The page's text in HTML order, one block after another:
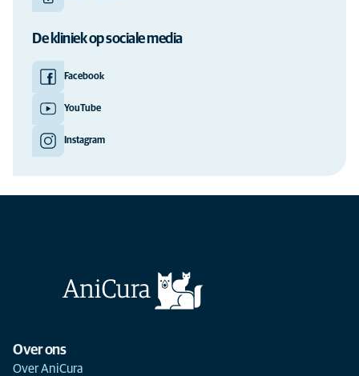
De kliniek op sociale media
Facebook
YouTube
Instagram
Over ons
Over AniCura